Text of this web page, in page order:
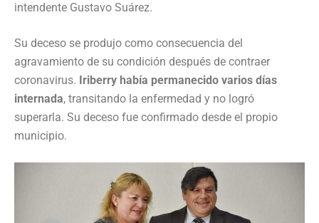
intendente Gustavo Suárez.
Su deceso se produjo como consecuencia del
agravamiento de su condición después de contraer
coronavirus. Iriberry había permanecido varios días
internada, transitando la enfermedad y no logró
superarla. Su deceso fue confirmado desde el propio
municipio.